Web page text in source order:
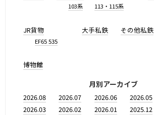
103系 113・115系
JR貨物
EF65 535
大手私鉄 その他私鉄
博物館
月別アーカイブ
2026.08 2026.07 2026.06 2026.05
2026.03
2026.02 2026.01 2025.12